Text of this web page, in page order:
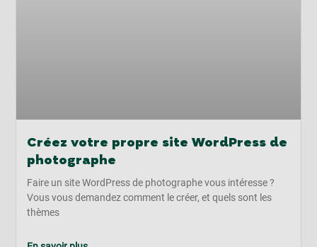
Créez votre propre site WordPress de
photographe
Faire un site WordPress de photographe vous intéresse ?
Vous vous demandez comment le créer, et quels sont les
thèmes